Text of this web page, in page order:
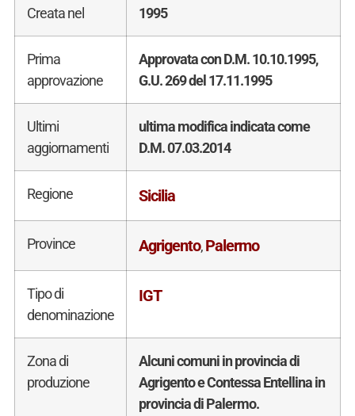
Creata nel 1995
Prima
approvazione
Approvata con D.M. 10.10.1995,
G.U. 269 del 17.11.1995
Ultimi
aggiornamenti
ultima modifica indicata come
D.M. 07.03.2014
Regione Sicilia
Province Agrigento,Palermo
Tipo di
denominazione
IGT
Zona di
produzione
Alcuni comuni in provincia di
Agrigento e Contessa Entellina in
provincia di Palermo.